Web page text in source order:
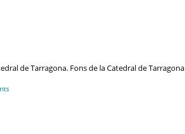
de Tarragona. Fons de la Catedral de Tarragona